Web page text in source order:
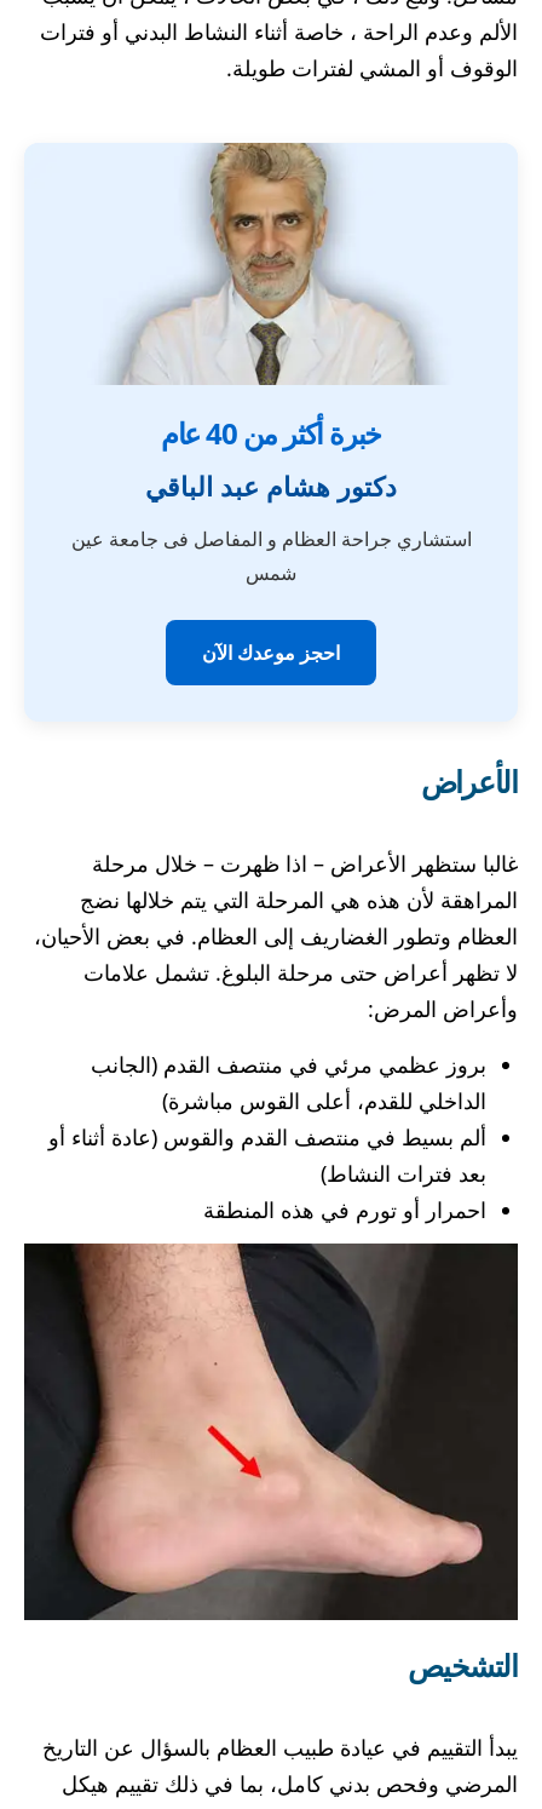
الألم وعدم الراحة ، خاصة أثناء النشاط البدني أو فترات
الوقوف أو المشي لفترات طويلة.
خبرة أكثر من 40 عام
دكتور هشام عبد الباقي
استشاري جراحة العظام و المفاصل فى جامعة عين
شمس
احجز موعدك الآن
الأعراض
غالبا ستظهر الأعراض – اذا ظهرت – خلال مرحلة
المراهقة لأن هذه هي المرحلة التي يتم خلالها نضج
العظام وتطور الغضاريف إلى العظام. في بعض الأحيان،
لا تظهر أعراض حتى مرحلة البلوغ. تشمل علامات
وأعراض المرض:
بروز عظمي مرئي في منتصف القدم (الجانب
الداخلي للقدم، أعلى القوس مباشرة)
ألم بسيط في منتصف القدم والقوس (عادة أثناء أو
بعد فترات النشاط)
احمرار أو تورم في هذه المنطقة
التشخيص
يبدأ التقييم في عيادة طبيب العظام بالسؤال عن التاريخ
المرضي وفحص بدني كامل، بما في ذلك تقييم هيكل